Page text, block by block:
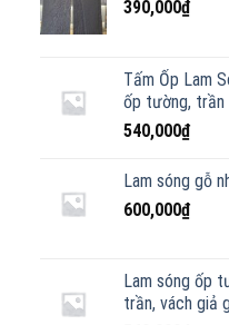
390,000₫
Tấm Ốp Lam
ốp tường, trần
540,000₫
Lam sóng gỗ
600,000₫
Lam sóng ốp
trần, vách giả